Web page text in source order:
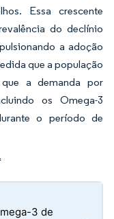
Essa crescente
do declínio
a adoção
que a população
a demanda por
os Omega-3
o período de
3 de